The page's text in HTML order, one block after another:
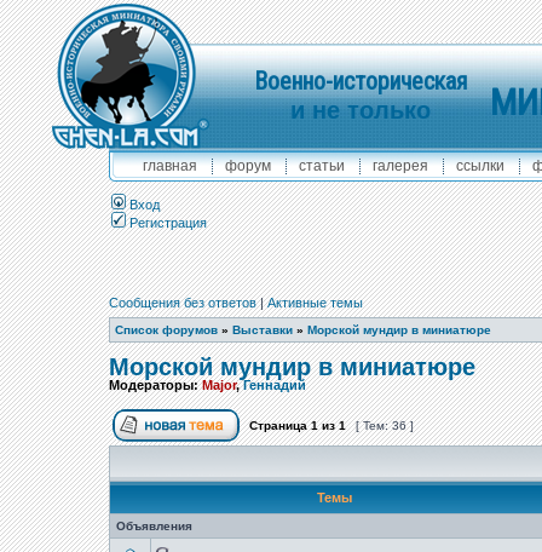
Военно-историческая
и не только
главная форум статьи галерея ссылки
Вход
Регистрация
Сообщения без ответов|Активные темы
Список форумов » Выставки » Морской мундир в миниатюре
Морской мундир в миниатюре
Модераторы:Major,Геннадий
Страница1из1 [ Тем: 36 ]
Темы
Объявления